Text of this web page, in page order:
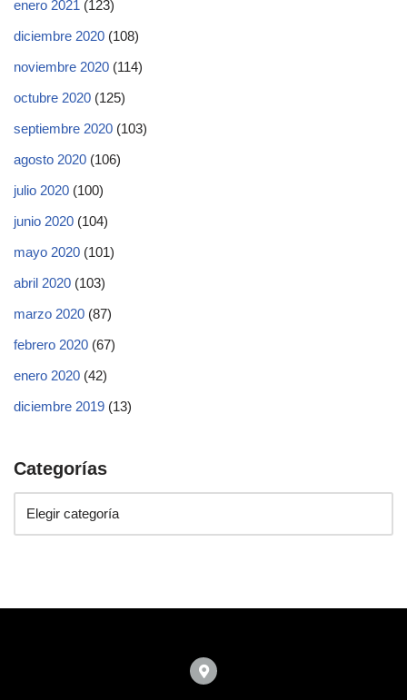
enero 2021 (123)
diciembre 2020 (108)
noviembre 2020 (114)
octubre 2020 (125)
septiembre 2020 (103)
agosto 2020 (106)
julio 2020 (100)
junio 2020 (104)
mayo 2020 (101)
abril 2020 (103)
marzo 2020 (87)
febrero 2020 (67)
enero 2020 (42)
diciembre 2019 (13)
Categorías